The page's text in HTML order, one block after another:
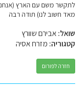
לתקשר משם עם הארץ (אנחנו
מאד חשוב לנו) תודה רבה
שואל:אבירם שוורץ
קטגוריה: מזרח אסיה
חזרה לפורום